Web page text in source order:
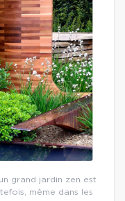
grand jardin zen est
même dans les